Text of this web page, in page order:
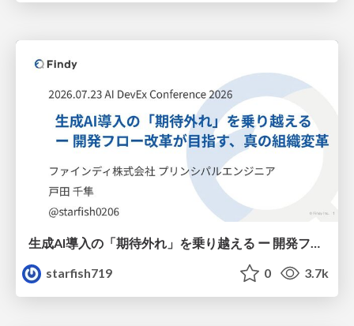
生成AI導入の「期待外れ」を乗り越える ー 開発フロー改革が目指す、真の組織変革
starfish719
0 3.7k